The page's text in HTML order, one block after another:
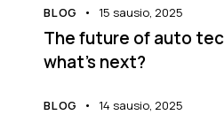
BLOG 15 sausio, 2025
The future of auto
what’s next?
BLOG 14 sausio, 2025